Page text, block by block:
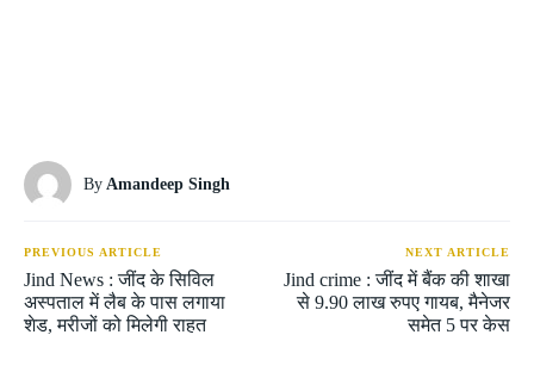
By Amandeep Singh
PREVIOUS ARTICLE
Jind News : जींद के सिविल
अस्पताल में लैब के पास लगाया
शेड, मरीजों को मिलेगी राहत
NEXT ARTICLE
Jind crime : जींद में बैंक की शाखा
से 9.90 लाख रुपए गायब, मैनेजर
समेत 5 पर केस